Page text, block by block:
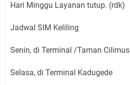
Hari Minggu Layanan tutup. (rdk)
Jadwal SIM Keliling
Senin, di Terminal /Taman Cilimus
Selasa, di Terminal Kadugede